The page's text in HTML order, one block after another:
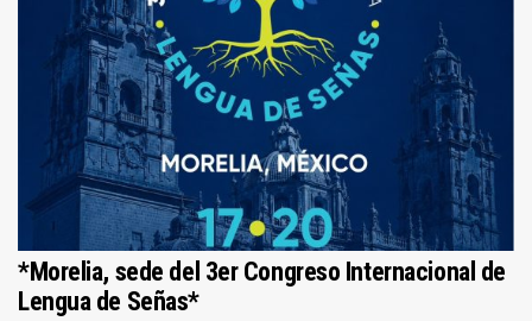
*Morelia, sede del 3er Congreso Internacional de
Lengua de Señas*